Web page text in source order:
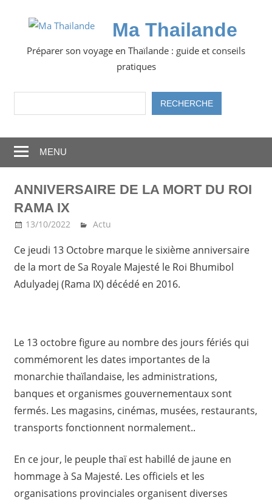
Ma Thailande
Préparer son voyage en Thaïlande : guide et conseils
pratiques
RechercherRECHERCHE
MENU
ANNIVERSAIRE DE LA MORT DU ROI
RAMA IX
13/10/2022 Ma Thailande
Actu
Ce jeudi 13 Octobre marque le sixième anniversaire
de la mort de Sa Royale Majesté le Roi Bhumibol
Adulyadej (Rama IX) décédé en 2016.
Le 13 octobre figure au nombre des jours fériés qui
commémorent les dates importantes de la
monarchie thaïlandaise, les administrations,
banques et organismes gouvernementaux sont
fermés. Les magasins, cinémas, musées, restaurants,
transports fonctionnent normalement..
En ce jour, le peuple thaï est habillé de jaune en
hommage à Sa Majesté. Les officiels et les
organisations provinciales organisent diverses